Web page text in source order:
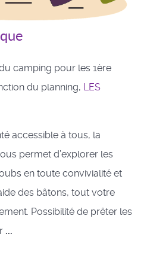
camping pour les 1ère
du planning, LES
accessible à tous, la
permet d’explorer les
en toute convivialité et
des bâtons, tout votre
Possibilité de prêter les
...